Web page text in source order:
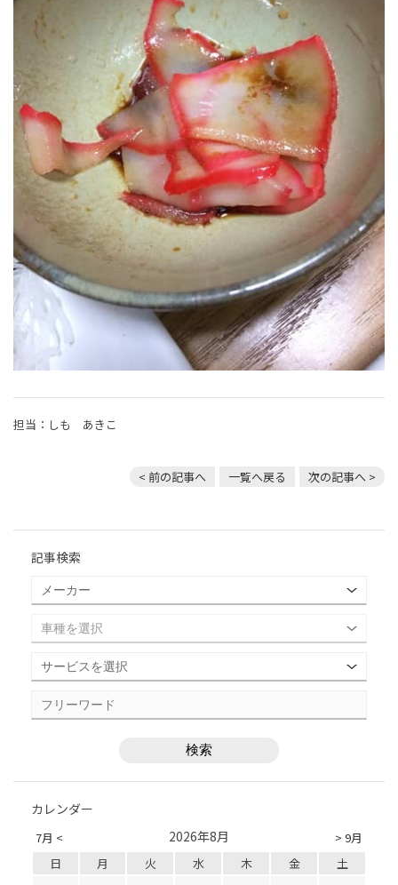
担当：しも あきこ
< 前の記事へ 一覧へ戻る 次の記事へ >
記事検索
カレンダー
7月 < > 9月
2026年8月
日 月 火 水 木 金
土